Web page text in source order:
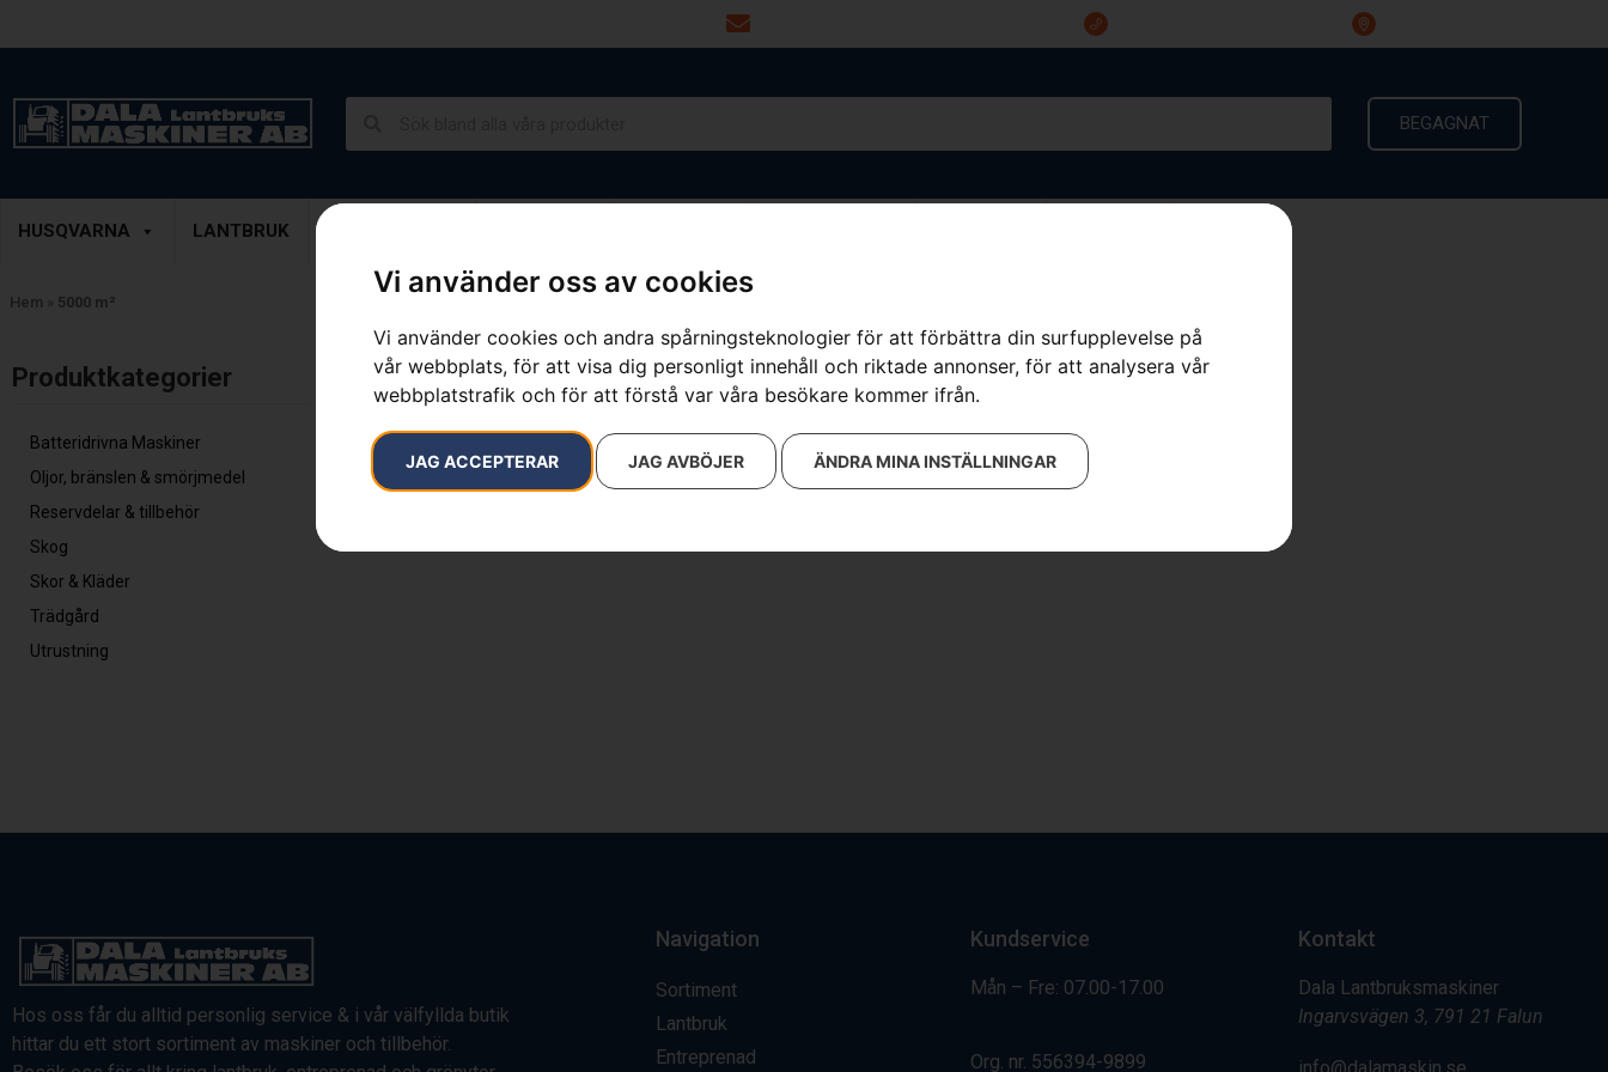
Vi använder oss av cookies
Vi använder cookies och andra spårningsteknologier för att förbättra din surfupplevelse på
vår webbplats, för att visa dig personligt innehåll och riktade annonser, för att analysera vår
webbplatstrafik och för att förstå var våra besökare kommer ifrån.
JAG ACCEPTERAR JAG AVBÖJER ÄNDRA MINA INSTÄLLNINGAR
BEGAGNAT
HUSQVARNA LANTBRUK
Hem » 5000 m²
Produktkategorier​
Batteridrivna Maskiner
Oljor, bränslen & smörjmedel
Reservdelar & tillbehör
Skog
Skor & Kläder
Trädgård
Utrustning
Inga resultat.
Hos oss får du alltid personlig service & i vår välfyllda butik
hittar du ett stort sortiment av maskiner och tillbehör.
Navigation
Sortiment
Lantbruk
Entreprenad
Kundservice
Mån – Fre: 07.00-17.00
Org. nr. 556394-9899
Kontakt
Dala Lantbruksmaskiner
Ingarvsvägen 3, 791 21 Falun